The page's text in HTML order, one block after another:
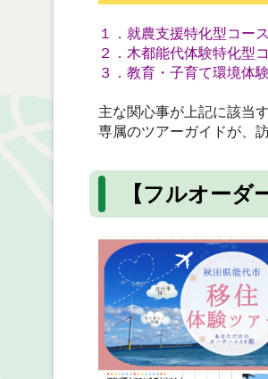
１．就農支援特化型コース
２．木都能代体験特化型
３．教育・子育て環境体
主な関心事が上記に該当
専属のツアーガイドが、
【フルオー